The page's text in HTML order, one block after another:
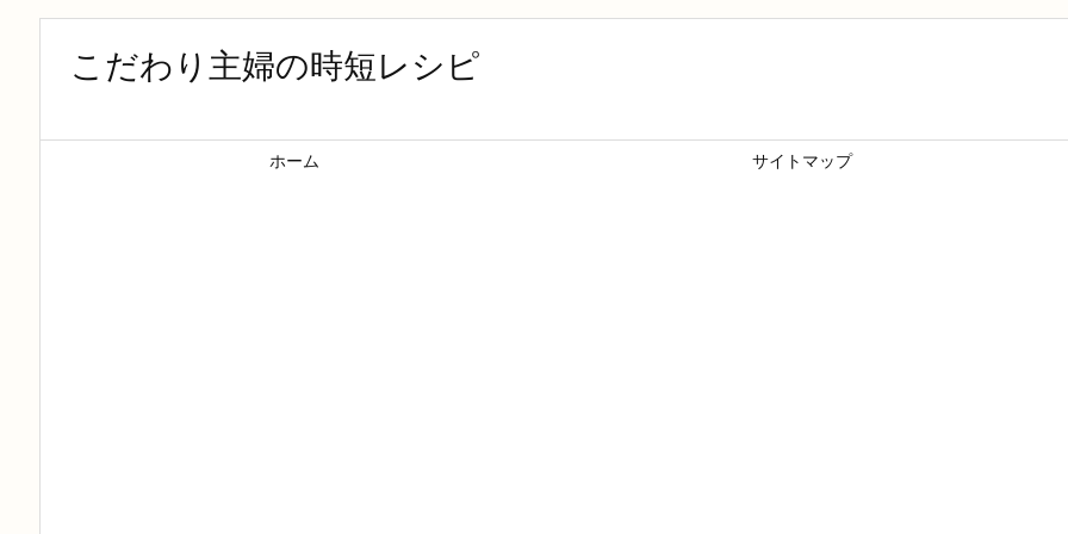
こだわり主婦の時短レシピ
ホーム サイトマップ